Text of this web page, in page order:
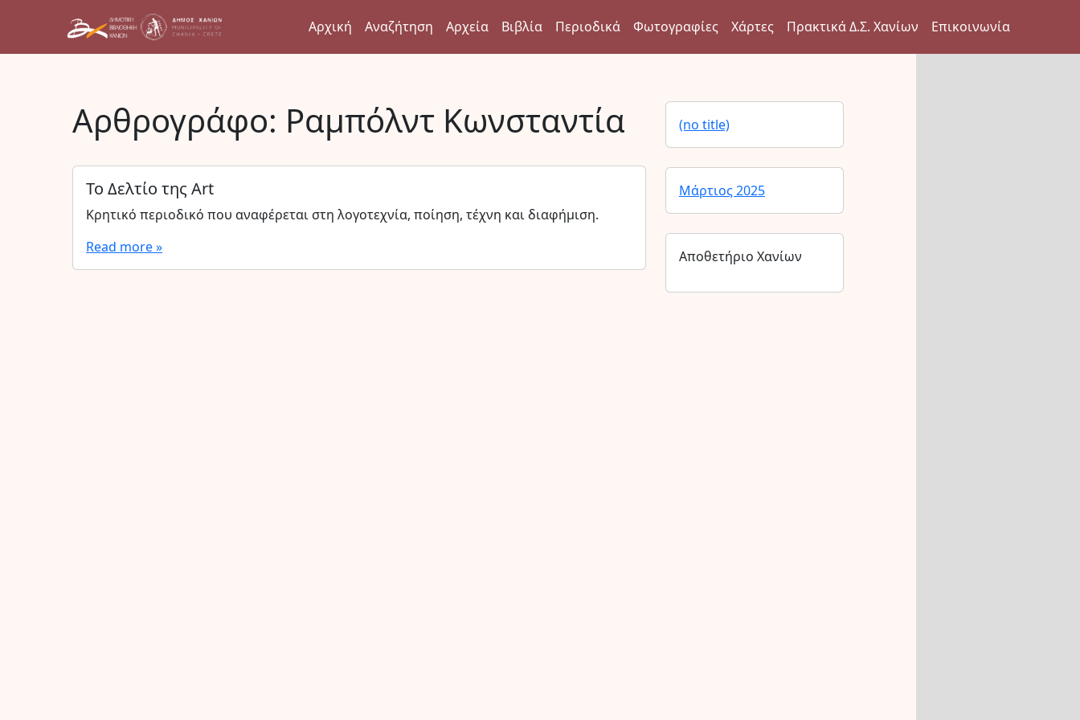
Αρχική Αναζήτηση Αρχεία Βιβλία Περιοδικά Φωτογραφίες Χάρτες Πρακτικά Δ.Σ. Χανίων Επικοινωνία
Αρθρογράφο: Ραμπόλντ Κωνσταντία
Το Δελτίο της Art
Κρητικό περιοδικό που αναφέρεται στη λογοτεχνία, ποίηση, τέχνη και διαφήμιση.
Read more »
(no title)
Μάρτιος 2025
Αποθετήριο Χανίων